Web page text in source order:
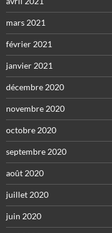
mars 2021
février 2021
janvier 2021
décembre 2020
novembre 2020
octobre 2020
septembre 2020
août 2020
juillet 2020
juin 2020